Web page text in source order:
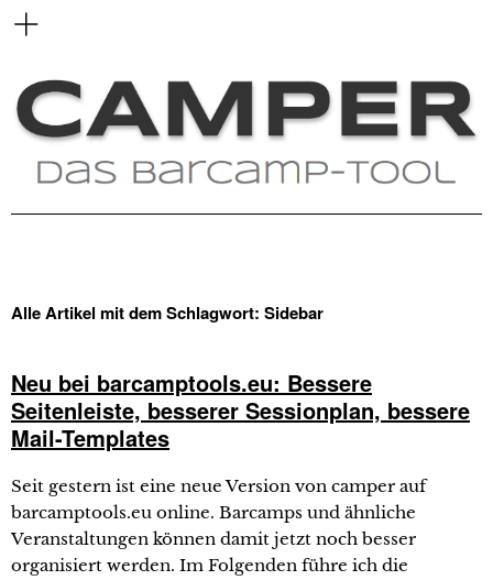
Alle Artikel mit dem Schlagwort: Sidebar
Neu bei barcamptools.eu: Bessere
Seitenleiste, besserer Sessionplan, bessere
Mail-Templates
Seit gestern ist eine neue Version von camper auf
barcamptools.eu online. Barcamps und ähnliche
Veranstaltungen können damit jetzt noch besser
organisiert werden. Im Folgenden führe ich die